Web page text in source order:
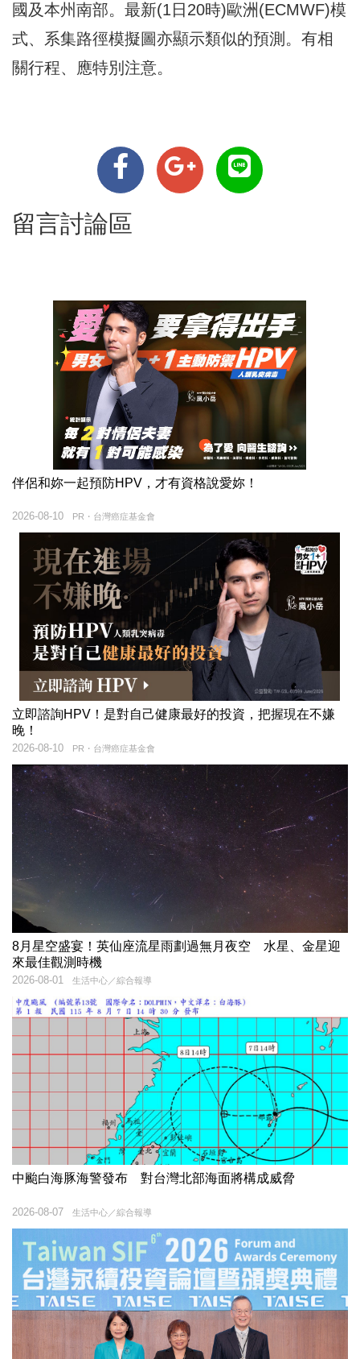
國及本州南部。最新(1日20時)歐洲(ECMWF)模
式、系集路徑模擬圖亦顯示類似的預測。有相
關行程、應特別注意。
留言討論區
伴侶和妳一起預防HPV，才有資格說愛妳！
PR・台灣癌症基金會
2026-08-10
立即諮詢HPV！是對自己健康最好的投資，把握現在不嫌
晚！
PR・台灣癌症基金會
2026-08-10
8月星空盛宴！英仙座流星雨劃過無月夜空 水星、金星迎
來最佳觀測時機
生活中心／綜合報導
2026-08-01
中颱白海豚海警發布 對台灣北部海面將構成威脅
生活中心／綜合報導
2026-08-07